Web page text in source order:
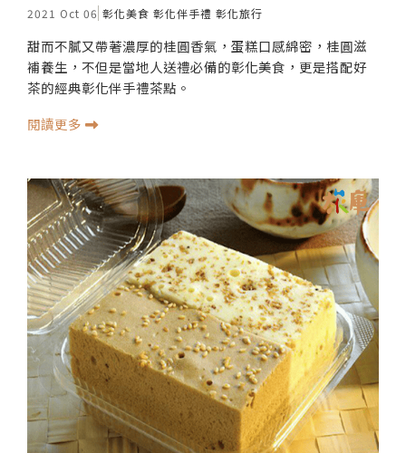
2021 Oct 06 彰化美食 彰化伴手禮 彰化旅行
甜而不膩又帶著濃厚的桂圓香氣，蛋糕口感綿密，桂圓滋
補養生，不但是當地人送禮必備的彰化美食，更是搭配好
茶的經典彰化伴手禮茶點。
閱讀更多